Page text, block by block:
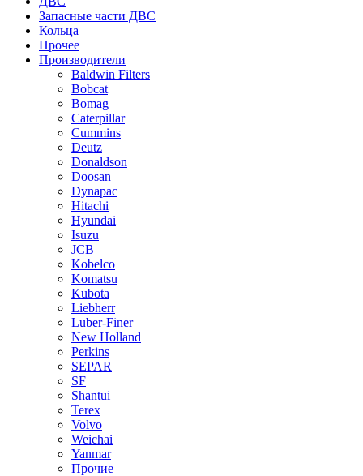
Запасные части ДВС
Кольца
Прочее
Производители
Baldwin Filters
Bobcat
Bomag
Caterpillar
Cummins
Deutz
Donaldson
Doosan
Dynapac
Hitachi
Hyundai
Isuzu
JCB
Kobelco
Komatsu
Kubota
Liebherr
Luber-Finer
New Holland
Perkins
SEPAR
SF
Shantui
Terex
Volvo
Weichai
Yanmar
Прочие